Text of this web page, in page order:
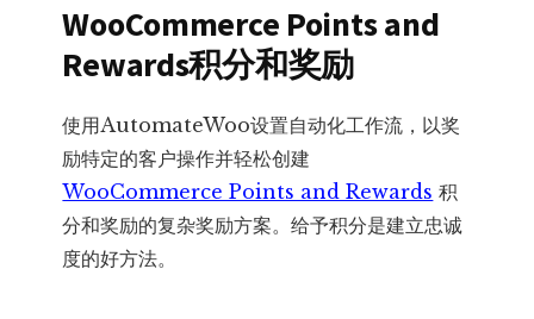
WooCommerce Points and
Rewards积分和奖励
使用AutomateWoo设置自动化工作流，以奖
励特定的客户操作并轻松创建
WooCommerce Points and Rewards 积
分和奖励的复杂奖励方案。给予积分是建立忠诚
度的好方法。